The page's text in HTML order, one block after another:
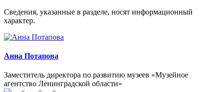
Сведения, указанные в разделе, носят информационный
характер.
Анна Потапова
Заместитель директора по развитию музеев «Музейное
агентство Ленинградской области»